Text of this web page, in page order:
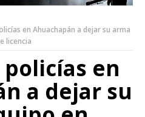
en Ahuachapán a dejar su arma
licencia
en
a dejar su